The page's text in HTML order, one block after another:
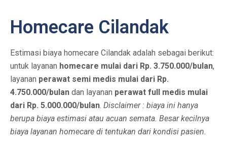
Homecare Cilandak
Estimasi biaya homecare Cilandak adalah sebagai berikut:
untuk layanan homecare mulai dari Rp. 3.750.000/bulan,
layanan perawat semi medis mulai dari Rp.
4.750.000/bulan dan layanan perawat full medis mulai
dari Rp. 5.000.000/bulan. Disclaimer : biaya ini hanya
berupa biaya estimasi atau acuan semata. Besar kecilnya
biaya layanan homecare di tentukan dari kondisi pasien.